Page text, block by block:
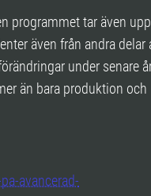
programmet tar även upp
även från andra delar
under senare
än bara produktion och
avancerad-